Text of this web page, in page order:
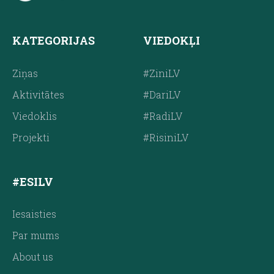
KATEGORIJAS
Ziņas
Aktivitātes
Viedoklis
Projekti
VIEDOKĻI
#ZiniLV
#DariLV
#RadiLV
#RisiniLV
#ESILV
Iesaisties
Par mums
About us